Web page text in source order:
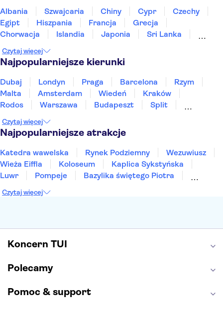
Albania Szwajcaria Chiny Cypr
Czechy
Egipt
Hiszpania Francja
Grecja
Chorwacja
Islandia Japonia
Sri Lanka
Tunezja
Turcja Wietnam
Czytaj więcej
Najpopularniejsze kierunki
Dubaj Londyn Praga Barcelona
Rzym
Malta
Amsterdam Wiedeń
Kraków
Rodos
Warszawa Budapeszt
Split
Sopot
Gdynia Zakopane
Czytaj więcej
Najpopularniejsze atrakcje
Katedra wawelska Rynek Podziemny
Wezuwiusz
Wieża Eiffla
Koloseum
Kaplica Sykstyńska
Luwr
Pompeje
Bazylika świętego Piotra
Etna
Wawel
Czytaj więcej
Koncern TUI
Polecamy
Pomoc & support